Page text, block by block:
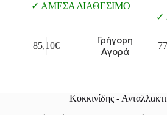
ΑΜΕΣΑ ΔΙΑΘΕΣΙΜΟ
85,10€
Γρήγορη
Αγορά
Κοκκινίδης -